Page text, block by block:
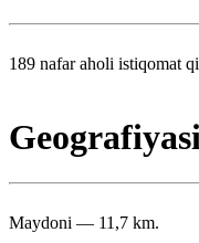
189 nafar aholi istiqomat
Geografiyasi
Maydoni — 11,7 km.